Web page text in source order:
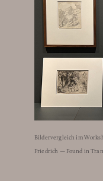
Bildervergleich im
Friedrich — Found in